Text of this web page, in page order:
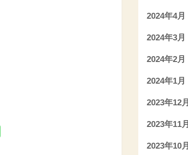
2024年4月
2024年3月
2024年2月
2024年1月
2023年12月
2023年11月
2023年10月